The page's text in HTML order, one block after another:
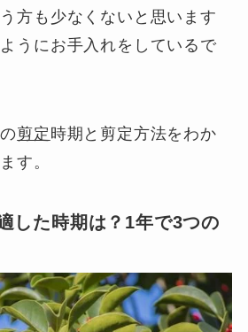
方も少なくないと思います
うにお手入れをしているで
剪定 時期と剪定方法をわか
す。
した時期は？1年で3つの